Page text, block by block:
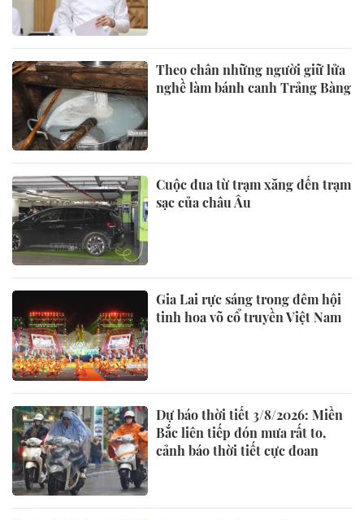
Theo chân những người giữ lửa
nghề làm bánh canh Trảng Bàng
Cuộc đua từ trạm xăng đến trạm
sạc của châu Âu
Gia Lai rực sáng trong đêm hội
tinh hoa võ cổ truyền Việt Nam
Dự báo thời tiết 3/8/2026: Miền
Bắc liên tiếp đón mưa rất to,
cảnh báo thời tiết cực đoan